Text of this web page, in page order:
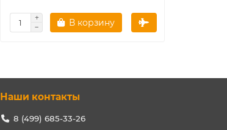
В корзину
Наши контакты
8 (499) 685-33-26